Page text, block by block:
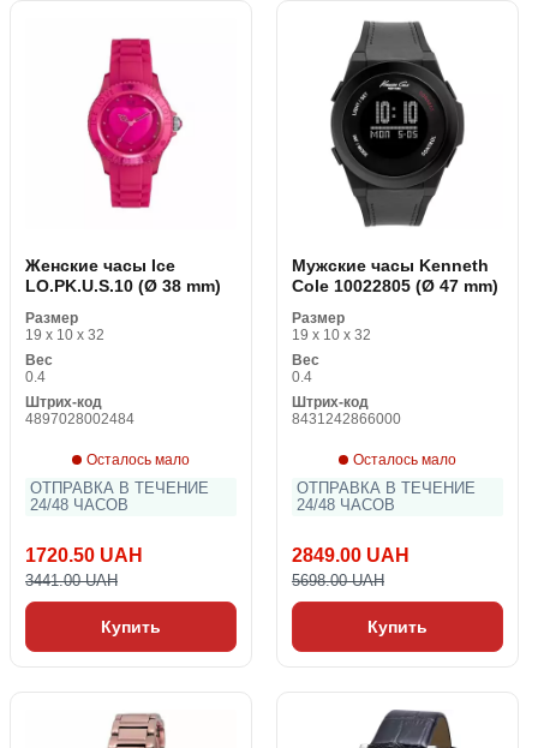
Женские часы Ice
LO.PK.U.S.10 (Ø 38 mm)
Размер
19 x 10 x 32
Вес
0.4
Штрих-код
4897028002484
Осталось мало
ОТПРАВКА В ТЕЧЕНИЕ
24/48 ЧАСОВ
1720.50 UAH
3441.00 UAH
Купить
Мужские часы Kenneth
Cole 10022805 (Ø 47 mm)
Размер
19 x 10 x 32
Вес
0.4
Штрих-код
8431242866000
Осталось мало
ОТПРАВКА В ТЕЧЕНИЕ
24/48 ЧАСОВ
2849.00 UAH
5698.00 UAH
Купить